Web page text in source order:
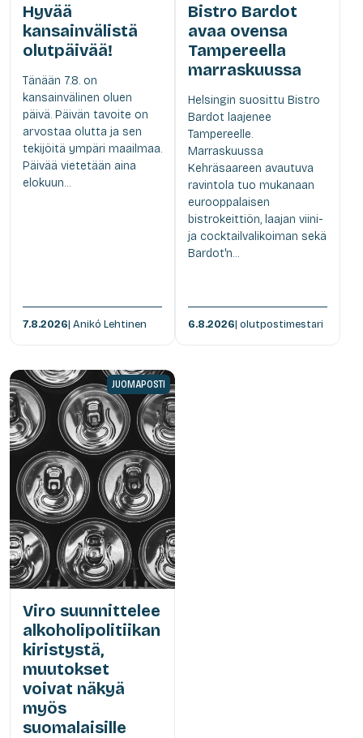
Hyvää
kansainvälistä
olutpäivää!
Tänään 7.8. on
kansainvälinen oluen
päivä. Päivän tavoite on
arvostaa olutta ja sen
tekijöitä ympäri maailmaa.
Päivää vietetään aina
elokuun...
7.8.2026| Anikó Lehtinen
Bistro Bardot
avaa ovensa
Tampereella
marraskuussa
Helsingin suosittu Bistro
Bardot laajenee
Tampereelle.
Marraskuussa
Kehräsaareen avautuva
ravintola tuo mukanaan
eurooppalaisen
bistrokeittiön, laajan viini-
ja cocktailvalikoiman sekä
Bardot'n...
6.8.2026| olutpostimestari
JUOMAPOSTI
Viro suunnittelee
alkoholipolitiikan
kiristystä,
muutokset
voivat näkyä
myös
suomalaisille